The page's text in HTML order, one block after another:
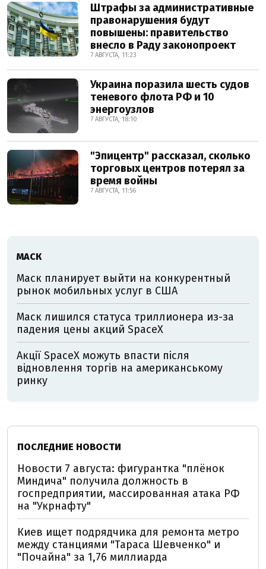
Штрафы за административные
правонарушения будут
повышены: правительство
внесло в Раду законопроект
7 АВГУСТА, 11:23
Украина поразила шесть судов
теневого флота РФ и 10
энергоузлов
7 АВГУСТА, 18:10
"Эпицентр" рассказал, сколько
торговых центров потерял за
время войны
7 АВГУСТА, 11:56
МАСК
Маск планирует выйти на конкурентный
рынок мобильных услуг в США
Маск лишился статуса триллионера из-за
падения цены акций SpaceX
Акції SpaceX можуть впасти після
відновлення торгів на американському
ринку
ПОСЛЕДНИЕ НОВОСТИ
Новости 7 августа: фигурантка "плёнок
Миндича" получила должность в
госпредприятии, массированная атака РФ
на "Укрнафту"
Киев ищет подрядчика для ремонта метро
между станциями "Тараса Шевченко" и
"Почайна" за 1,76 миллиарда